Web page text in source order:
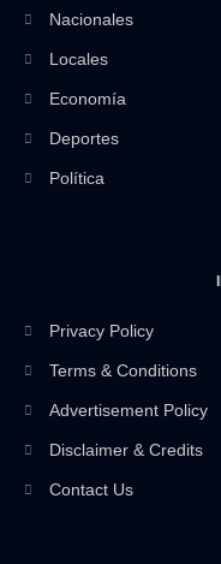
Nacionales
Locales
Economía
Deportes
Política
Privacy Policy
Terms & Conditions
Advertisement Policy
Disclaimer & Credits
Contact Us